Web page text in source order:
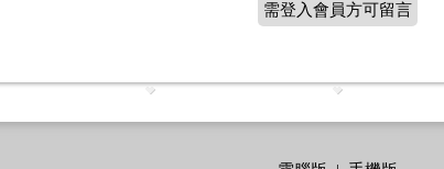
需登入會員方可留言